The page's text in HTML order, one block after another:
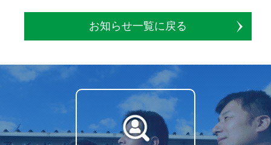
お知らせ一覧に戻る